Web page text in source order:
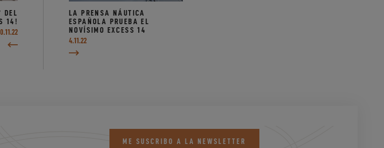
DEL
14!
LA PRENSA NÁUTICA
ESPAÑOLA PRUEBA EL
NOVÍSIMO EXCESS 14
4.11.22
ME SUSCRIBO A LA NEWSLETTER